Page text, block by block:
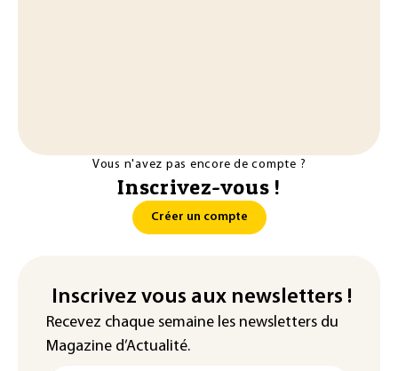
Vous n'avez pas encore de compte ?
Inscrivez-vous !
Créer un compte
Inscrivez vous aux newsletters !
Recevez chaque semaine les newsletters du
Magazine d’Actualité.